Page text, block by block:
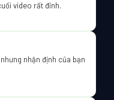
video rất đỉnh.
nhận định của bạn